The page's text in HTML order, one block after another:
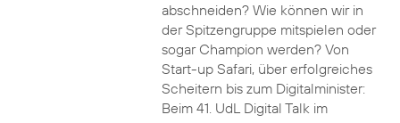
abschneiden? Wie können wir in
der Spitzengruppe mitspielen oder
sogar Champion werden? Von
Start-up Safari, über erfolgreiches
Scheitern bis zum Digitalminister:
Beim 41. UdL Digital Talk im